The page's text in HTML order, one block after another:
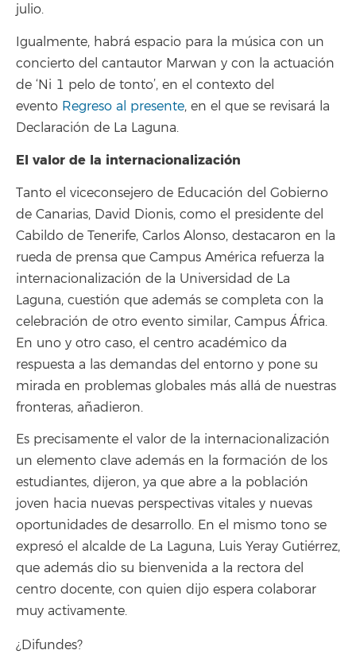
julio.
Igualmente, habrá espacio para la música con un
concierto del cantautor Marwan y con la actuación
de ‘Ni 1 pelo de tonto’, en el contexto del
evento Regreso al presente, en el que se revisará la
Declaración de La Laguna.
El valor de la internacionalización
Tanto el viceconsejero de Educación del Gobierno
de Canarias, David Dionis, como el presidente del
Cabildo de Tenerife, Carlos Alonso, destacaron en la
rueda de prensa que Campus América refuerza la
internacionalización de la Universidad de La
Laguna, cuestión que además se completa con la
celebración de otro evento similar, Campus África.
En uno y otro caso, el centro académico da
respuesta a las demandas del entorno y pone su
mirada en problemas globales más allá de nuestras
fronteras, añadieron.
Es precisamente el valor de la internacionalización
un elemento clave además en la formación de los
estudiantes, dijeron, ya que abre a la población
joven hacia nuevas perspectivas vitales y nuevas
oportunidades de desarrollo. En el mismo tono se
expresó el alcalde de La Laguna, Luis Yeray Gutiérrez,
que además dio su bienvenida a la rectora del
centro docente, con quien dijo espera colaborar
muy activamente.
¿Difundes?